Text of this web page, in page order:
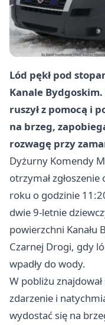
Lód pękł pod
Kanale
ruszył z pomocą i
na brzeg,
rozwagę przy
Dyżurny Komendy
otrzymał
roku o godzinie
dwie 9‑letnie
powierzchni Kanału
Czarnej Drogi, gdy
wpadły do wody.
W pobliżu
zdarzenie i
wydostać się na